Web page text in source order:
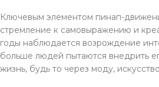
Ключевым элементом пинап-
стремление к самовыражению и
годы наблюдается возрождение
больше людей пытаются внедрить
жизнь, будь то через моду,